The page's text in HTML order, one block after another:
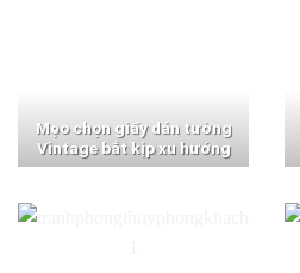
Mẹo chọn giấy dán tường
Vintage bắt kịp xu hướng